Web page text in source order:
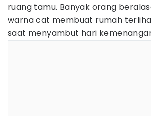
ruang tamu. Banyak orang
warna cat membuat rumah
saat menyambut hari